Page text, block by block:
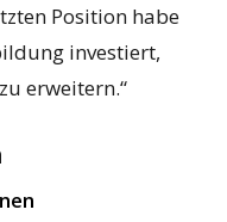
Position habe
investiert,
erweitern.“